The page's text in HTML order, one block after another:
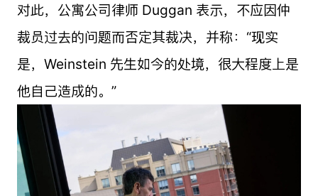
对此，公寓公司律师 Duggan 表示，不应因仲
裁员过去的问题而否定其裁决，并称：“现实
是，Weinstein 先生如今的处境，很大程度上是
他自己造成的。”